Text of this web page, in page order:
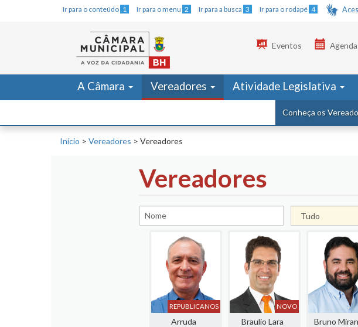
Ir para o conteúdo 1 Ir para o menu 2 Ir para a busca 3 Ir para o rodapé 4
Eventos Agenda
A Câmara Vereadores
Conheça os
Atividade Legislativa
Início > Vereadores > Vereadores
Vereadores
Nome
REPUBLICANOS
Arruda
NOVO
Braulio Lara Bruno